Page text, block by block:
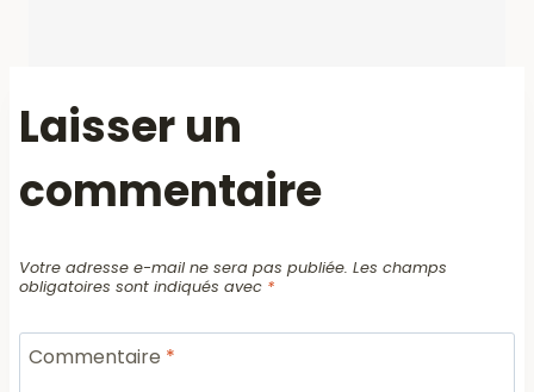
Laisser un
commentaire
Votre adresse e-mail ne sera pas publiée. Les champs
obligatoires sont indiqués avec *
Commentaire *